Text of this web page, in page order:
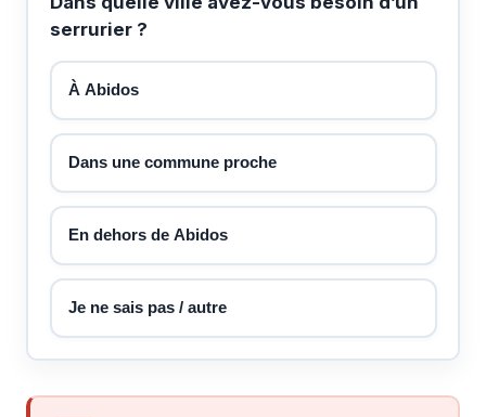
serrurier ?
À Abidos
Dans une commune proche
En dehors de Abidos
Je ne sais pas / autre